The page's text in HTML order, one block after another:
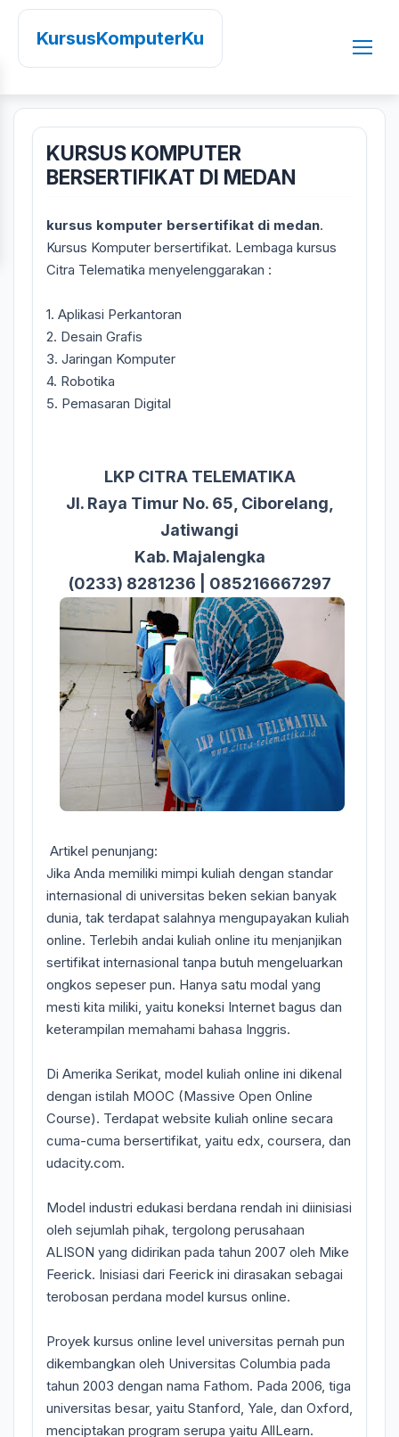
KursusKomputerKu
KURSUS KOMPUTER
BERSERTIFIKAT DI MEDAN
kursus komputer bersertifikat di medan.
Kursus Komputer bersertifikat. Lembaga kursus
Citra Telematika menyelenggarakan :
1. Aplikasi Perkantoran
2. Desain Grafis
3. Jaringan Komputer
4. Robotika
5. Pemasaran Digital
LKP CITRA TELEMATIKA
Jl. Raya Timur No. 65, Ciborelang,
Jatiwangi
Kab. Majalengka
(0233) 8281236 | 085216667297
Artikel penunjang:
Jika Anda memiliki mimpi kuliah dengan standar
internasional di universitas beken sekian banyak
dunia, tak terdapat salahnya mengupayakan kuliah
online. Terlebih andai kuliah online itu menjanjikan
sertifikat internasional tanpa butuh mengeluarkan
ongkos sepeser pun. Hanya satu modal yang
mesti kita miliki, yaitu koneksi Internet bagus dan
keterampilan memahami bahasa Inggris.
Di Amerika Serikat, model kuliah online ini dikenal
dengan istilah MOOC (Massive Open Online
Course). Terdapat website kuliah online secara
cuma-cuma bersertifikat, yaitu edx, coursera, dan
udacity.com.
Model industri edukasi berdana rendah ini diinisiasi
oleh sejumlah pihak, tergolong perusahaan
ALISON yang didirikan pada tahun 2007 oleh Mike
Feerick. Inisiasi dari Feerick ini dirasakan sebagai
terobosan perdana model kursus online.
Proyek kursus online level universitas pernah pun
dikembangkan oleh Universitas Columbia pada
tahun 2003 dengan nama Fathom. Pada 2006, tiga
universitas besar, yaitu Stanford, Yale, dan Oxford,
menciptakan program serupa yaitu AllLearn.